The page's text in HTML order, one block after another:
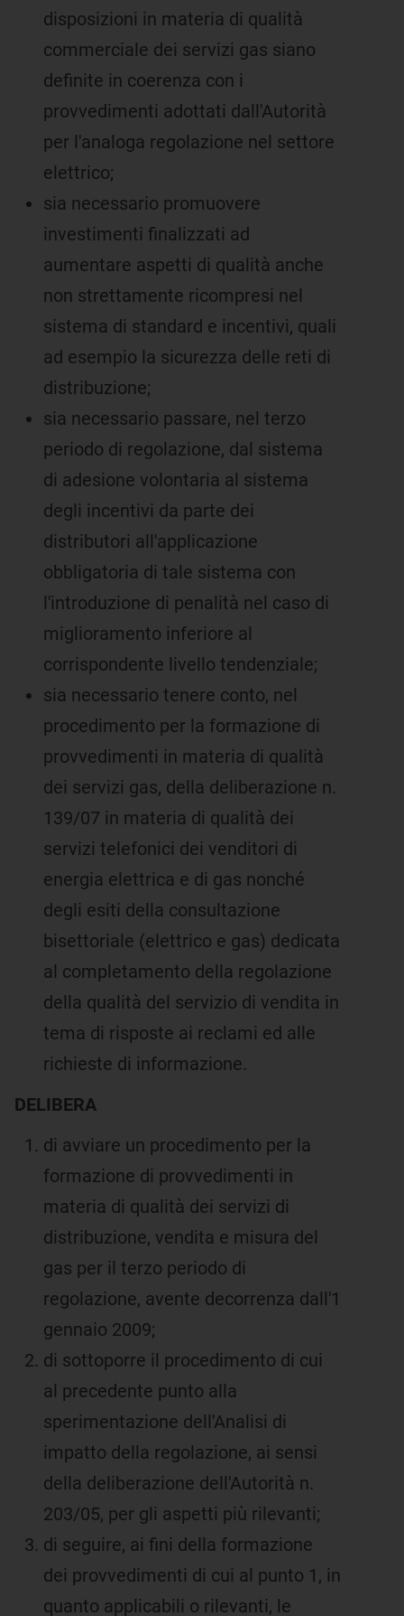
disposizioni in materia di qualità
commerciale dei servizi gas siano
definite in coerenza con i
provvedimenti adottati dall'Autorità
per l'analoga regolazione nel settore
elettrico;
sia necessario promuovere
investimenti finalizzati ad
aumentare aspetti di qualità anche
non strettamente ricompresi nel
sistema di standard e incentivi, quali
ad esempio la sicurezza delle reti di
distribuzione;
sia necessario passare, nel terzo
periodo di regolazione, dal sistema
di adesione volontaria al sistema
degli incentivi da parte dei
distributori all'applicazione
obbligatoria di tale sistema con
l'introduzione di penalità nel caso di
miglioramento inferiore al
corrispondente livello tendenziale;
sia necessario tenere conto, nel
procedimento per la formazione di
provvedimenti in materia di qualità
dei servizi gas, della deliberazione n.
139/07 in materia di qualità dei
servizi telefonici dei venditori di
energia elettrica e di gas nonché
degli esiti della consultazione
bisettoriale (elettrico e gas) dedicata
al completamento della regolazione
della qualità del servizio di vendita in
tema di risposte ai reclami ed alle
richieste di informazione.
DELIBERA
di avviare un procedimento per la
formazione di provvedimenti in
materia di qualità dei servizi di
distribuzione, vendita e misura del
gas per il terzo periodo di
regolazione, avente decorrenza dall'1
gennaio 2009;
di sottoporre il procedimento di cui
al precedente punto alla
sperimentazione dell'Analisi di
impatto della regolazione, ai sensi
della deliberazione dell'Autorità n.
203/05, per gli aspetti più rilevanti;
di seguire, ai fini della formazione
dei provvedimenti di cui al punto 1, in
quanto applicabili o rilevanti, le